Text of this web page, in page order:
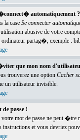
automatiquement ?
la case Se connecter
abusive de votre
ordinateur partag�, exemple :
que mon nom
trouverez une option Cacher
un utilisateur invisible.
passe !
votre mot de passe ne peut
instructions et vous devriez